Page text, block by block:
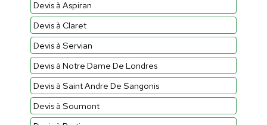
Devis à Aspiran
Devis à Claret
Devis à Servian
Devis à Notre Dame De Londres
Devis à Saint Andre De Sangonis
Devis à Soumont